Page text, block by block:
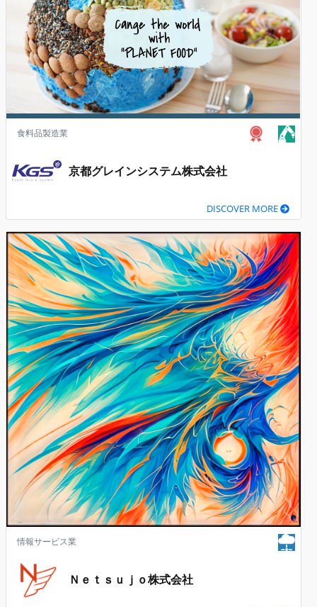
食料品製造業
京都グレインシステム株式会社
DISCOVER MORE
情報サービス業
Ｎｅｔｓｕｊｏ株式会社